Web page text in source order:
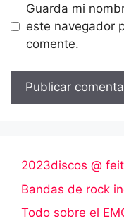
Guarda mi
este navegador
comente.
2023discos @
Bandas de rock
Todo sobre el